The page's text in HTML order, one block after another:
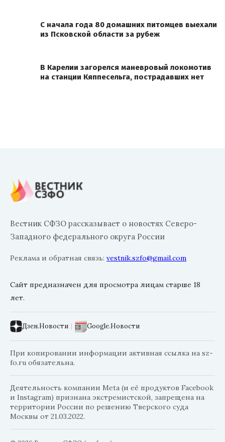
С начала года 80 домашних питомцев выехали
из Псковской области за рубеж
В Карелии загорелся маневровый локомотив
на станции Кяппесельга, пострадавших нет
Вестник СФЗО рассказывает о новостях Северо-
Западного федерального округа России
Реклама и обратная связь: vestnik.szfo@gmail.com
Сайт предназначен для просмотра лицам старше 18
лет.
Дзен.Новости | Google.Новости
При копировании информации активная ссылка на sz-
fo.ru обязательна.
Деятельность компании Meta (и её продуктов Facebook
и Instagram) признана экстремистской, запрещена на
территории России по решению Тверского суда
Москвы от 21.03.2022.